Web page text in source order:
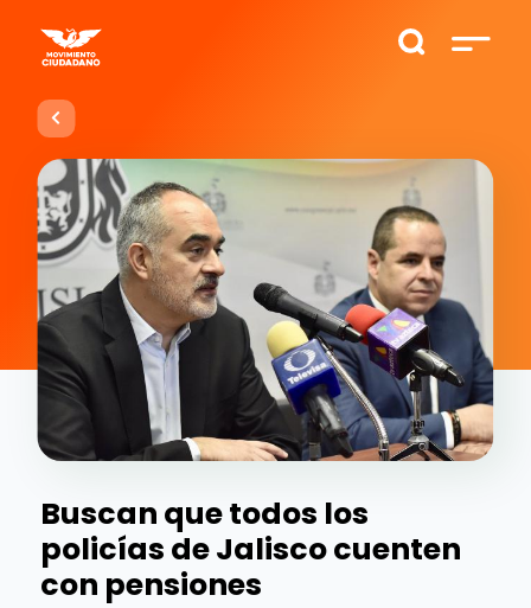
Buscan que todos los
policías de Jalisco cuenten
con pensiones